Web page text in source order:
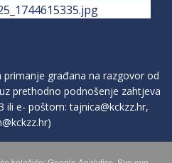
građana na razgovor od
prethodno podnošenje zahtjeva
ili e- poštom:tajnica@kckzz.hr,
)